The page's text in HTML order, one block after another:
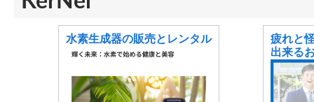
水素生成器の販売とレンタル
疲れと
出来る